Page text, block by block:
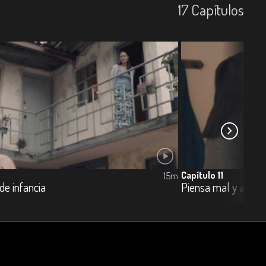
17 Capí­tulos
infancia
15m Capítulo 11
Piensa mal y